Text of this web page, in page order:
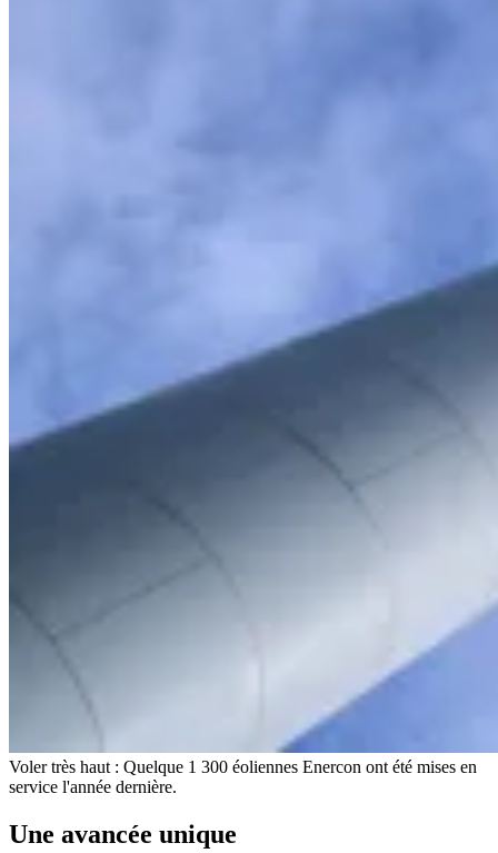
Voler très haut : Quelque 1 300 éoliennes Enercon ont été mises en
service l'année dernière.
Une avancée unique